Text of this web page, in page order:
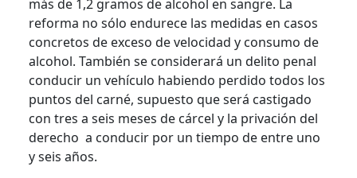
más de 1,2 gramos de alcohol en sangre. La
reforma no sólo endurece las medidas en casos
concretos de exceso de velocidad y consumo de
alcohol. También se considerará un delito penal
conducir un vehículo habiendo perdido todos los
puntos del carné, supuesto que será castigado
con tres a seis meses de cárcel y la privación del
derecho a conducir por un tiempo de entre uno
y seis años.